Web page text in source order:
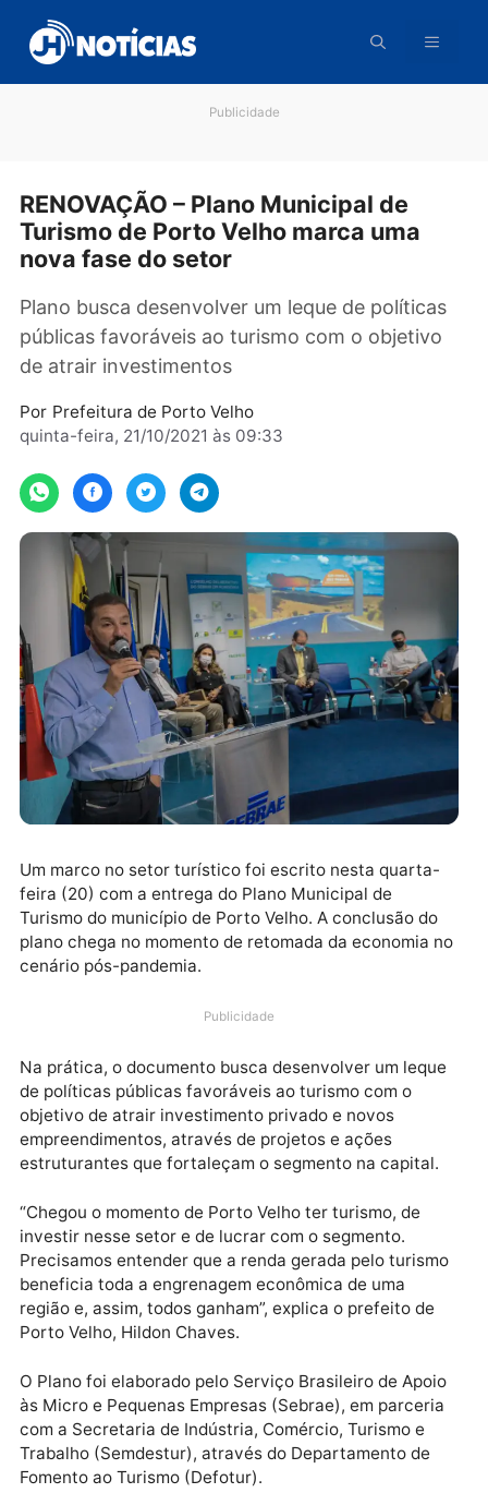
para
conteúdo
RENOVAÇÃO – Plano Municipal de
Turismo de Porto Velho marca uma
Plano busca desenvolver um leque de
públicas favoráveis ao turismo com o
de atrair investimentos
quinta-feira, 21/10/2021 às 09:33
Um marco no setor turístico foi escrito nesta quarta-
Turismo do município de Porto Velho. A conclusão do
cenário pós-pandemia.
Publicidade
de políticas públicas favoráveis ao turismo com o
objetivo de atrair investimento privado e novos
empreendimentos, através de projetos e ações
estruturantes que fortaleçam o segmento na capital.
“Chegou o momento de Porto Velho ter turismo, de
investir nesse setor e de lucrar com o segmento.
Precisamos entender que a renda gerada pelo
beneficia toda a engrenagem econômica de uma
região e, assim, todos ganham”, explica o prefeito de
Porto Velho, Hildon Chaves.